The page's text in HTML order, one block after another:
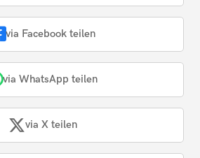
via Facebook teilen
via WhatsApp teilen
via X teilen